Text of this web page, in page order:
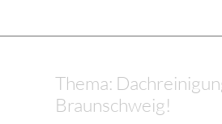
Thema:
Braunschweig!